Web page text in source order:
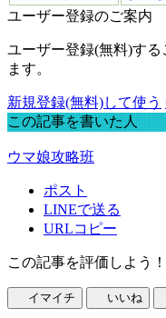
ユーザー登録のご案内
ユーザー登録(無料)す
ます。
新規登録(無料)して使う
この記事を書いた人
ウマ娘攻略班
ポスト
LINEで送る
URLコピー
この記事を評価しよう！
イマイチ いいね